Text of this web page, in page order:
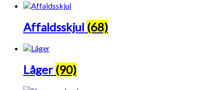
Affaldsskjul (68)
Låger (90)